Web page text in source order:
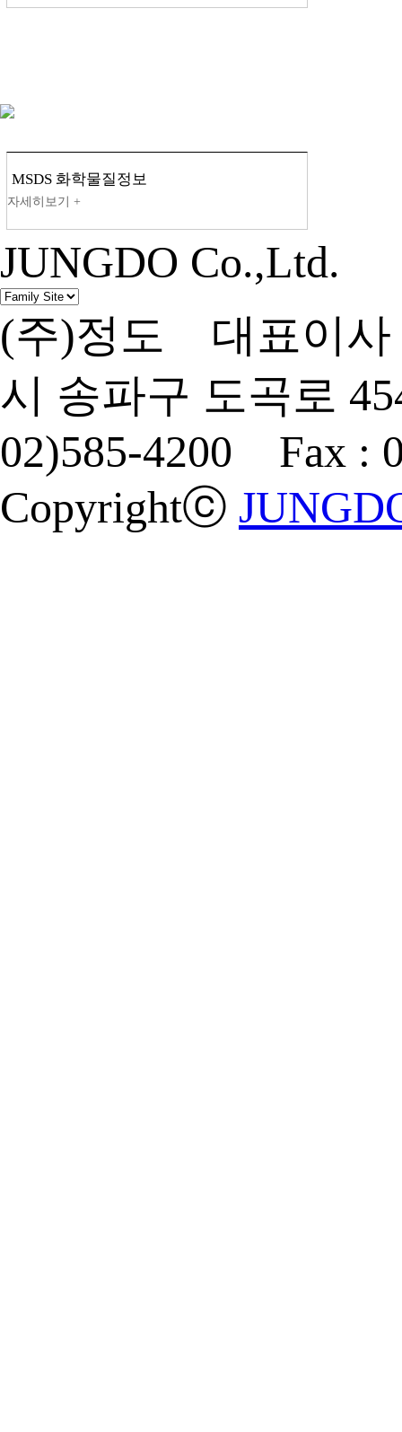
MSDS 화학물질정보
JUNGDO Co.,Ltd.
(주)정도 대표이사
시 송파구 도곡로
02)585-4200 Fax :
Copyrightⓒ